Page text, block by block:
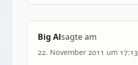
Big Alsagte am
22. November 2011 um 17:13